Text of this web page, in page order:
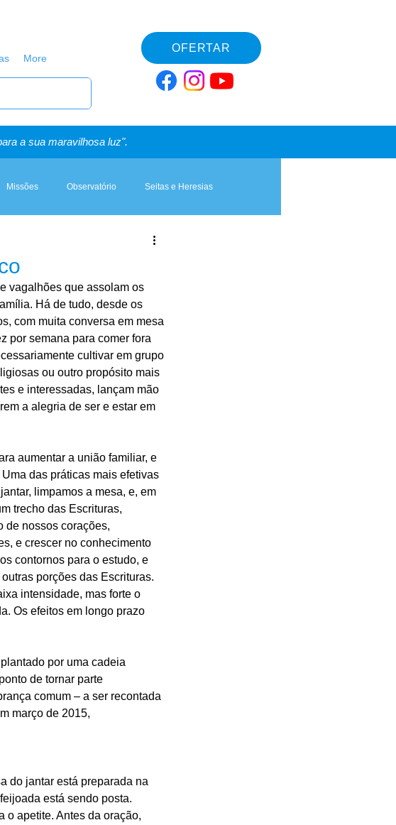
More
OFERTAR
a sua maravilhosa luz".
Missões Observatório Seitas e Heresias
vagalhões que assolam os
Há de tudo, desde os
com muita conversa em mesa
por semana para comer fora
cultivar em grupo
ou outro propósito mais
e interessadas, lançam mão
a alegria de ser e estar em
aumentar a união familiar, e
das práticas mais efetivas
limpamos a mesa, e, em
trecho das Escrituras,
de nossos corações,
e crescer no conhecimento
contornos para o estudo, e
porções das Escrituras.
intensidade, mas forte o
Os efeitos em longo prazo
por uma cadeia
de tornar parte
comum – a ser recontada
março de 2015,
do jantar está preparada na
está sendo posta.
o apetite. Antes da oração,